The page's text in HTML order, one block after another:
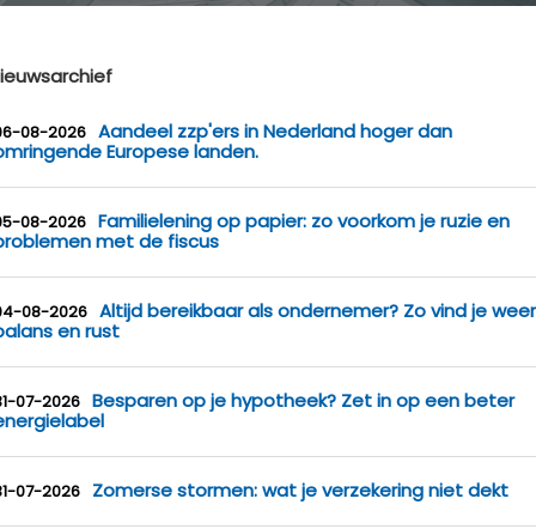
08-2026 Aandeel zzp'ers in Nederland hoger dan
Europese landen.
08-2026 Familielening op papier: zo voorkom je ruzie en
met de fiscus
08-2026 Altijd bereikbaar als ondernemer? Zo vind je weer
en rust
07-2026 Besparen op je hypotheek? Zet in op een beter
07-2026 Zomerse stormen: wat je verzekering niet dekt